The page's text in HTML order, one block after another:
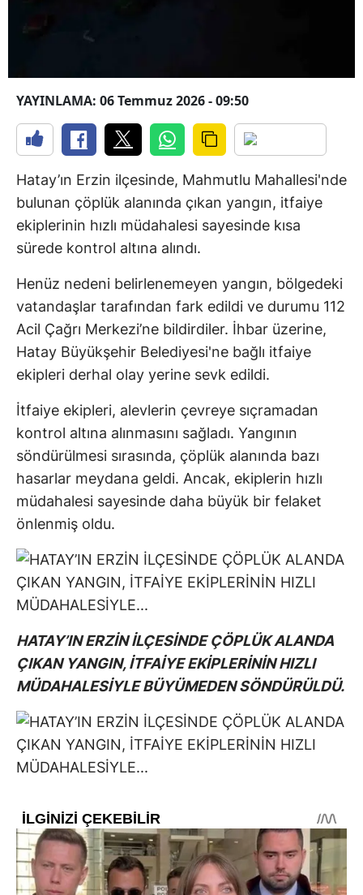
YAYINLAMA: 06 Temmuz 2026 - 09:50
Hatay’ın Erzin ilçesinde, Mahmutlu Mahallesi'nde
bulunan çöplük alanında çıkan yangın, itfaiye
ekiplerinin hızlı müdahalesi sayesinde kısa
sürede kontrol altına alındı.
Henüz nedeni belirlenemeyen yangın, bölgedeki
vatandaşlar tarafından fark edildi ve durumu 112
Acil Çağrı Merkezi’ne bildirdiler. İhbar üzerine,
Hatay Büyükşehir Belediyesi'ne bağlı itfaiye
ekipleri derhal olay yerine sevk edildi.
İtfaiye ekipleri, alevlerin çevreye sıçramadan
kontrol altına alınmasını sağladı. Yangının
söndürülmesi sırasında, çöplük alanında bazı
hasarlar meydana geldi. Ancak, ekiplerin hızlı
müdahalesi sayesinde daha büyük bir felaket
önlenmiş oldu.
HATAY’IN ERZİN İLÇESİNDE ÇÖPLÜK ALANDA
ÇIKAN YANGIN, İTFAİYE EKİPLERİNİN HIZLI
MÜDAHALESİYLE BÜYÜMEDEN SÖNDÜRÜLDÜ.